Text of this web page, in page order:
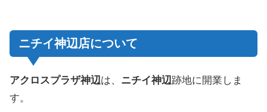
ニチイ神辺店について
アクロスプラザ神辺は、 ニチイ神辺跡地に開業しま
す。